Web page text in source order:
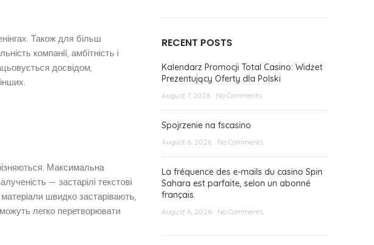
Також для більш
компанії, амбітність і
досвідом,
Максимальна
— застарілі текстові
швидко застарівають,
легко перетворювати
RECENT POSTS
Kalendarz Promocji Total Casino: Widżet
Prezentujący Oferty dla Polski
August 7, 2026 No Comments
Spojrzenie na fscasino
August 6, 2026 No Comments
La fréquence des e-mails du casino Spin
Sahara est parfaite, selon un abonné
français.
August 6, 2026 No Comments